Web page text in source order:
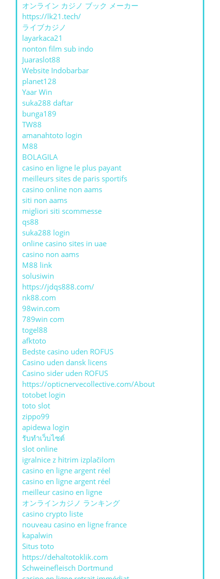
オンライン カジノ ブック メーカー
https://lk21.tech/
ライブカジノ
layarkaca21
nonton film sub indo
Juaraslot88
Website Indobarbar
planet128
Yaar Win
suka288 daftar
bunga189
TW88
amanahtoto login
M88
BOLAGILA
casino en ligne le plus payant
meilleurs sites de paris sportifs
casino online non aams
siti non aams
migliori siti scommesse
qs88
suka288 login
online casino sites in uae
casino non aams
M88 link
solusiwin
https://jdqs888.com/
nk88.com
98win.com
789win com
togel88
afktoto
Bedste casino uden ROFUS
Casino uden dansk licens
Casino sider uden ROFUS
https://opticnervecollective.com/About
totobet login
toto slot
zippo99
apidewa login
รับทําเว็บไซต์
slot online
igralnice z hitrim izplačilom
casino en ligne argent réel
casino en ligne argent réel
meilleur casino en ligne
オンラインカジノ ランキング
casino crypto liste
nouveau casino en ligne france
kapalwin
Situs toto
https://dehaltotoklik.com
Schweinefleisch Dortmund